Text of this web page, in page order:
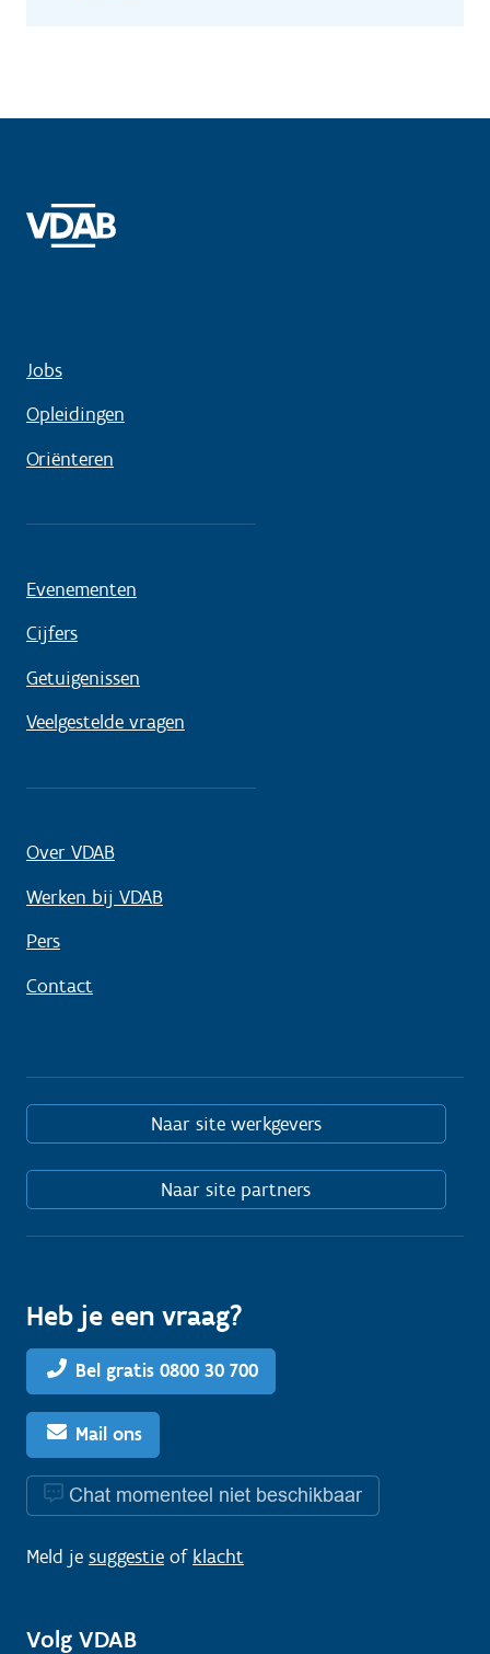
Jobs
Opleidingen
Oriënteren
Evenementen
Cijfers
Getuigenissen
Veelgestelde vragen
Over VDAB
Werken bij VDAB
Pers
Contact
Naar site werkgevers
Naar site partners
Heb je een vraag?
Bel gratis 0800 30 700
Mail ons
Chat momenteel niet beschikbaar
Meld je suggestie of klacht
Volg VDAB